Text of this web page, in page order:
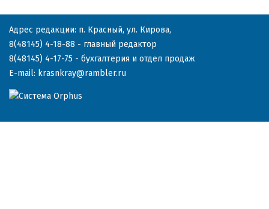
Адрес редакции: п. Красный, ул. Кирова,
8(48145) 4-18-88 - главный редактор
8(48145) 4-17-75 - бухгалтерия и отдел продаж
E-mail: krasnkray@rambler.ru